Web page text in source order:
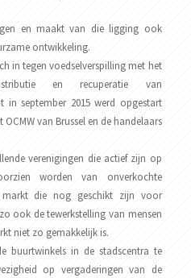
en maakt van die ligging ook
ontwikkeling.
in tegen voedselverspilling met het
en recuperatie van
in september 2015 werd opgestart
van Brussel en de handelaars
verenigingen die actief zijn op
worden van onverkochte
die nog geschikt zijn voor
ook de tewerkstelling van mensen
niet zo gemakkelijk is.
buurtwinkels in de stadscentra te
op vergaderingen van de